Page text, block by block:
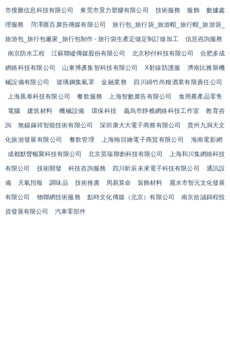
市搜圖信息科技有限公司
東莞市景力塑膠有限公司 技術服務 服飾
數據處
理服務
菏澤匯百廣告傳媒有限公司
旅行包_旅行袋_旅游帽_旅行帽_旅游袋_
旅游包_旅行包廠家_旅行包制作 - 旅行袋生產定做定制訂做加工
信息咨詢服務
南京防水工程
江蘇聯縱傳媒股份有限公司 北京秒付科技有限公司
合肥多成
網絡科技有限公司
山東博彥集智科技有限公司 X射線防護服
濟南比雅斯機
械設備有限公司
玻璃鋼集氣罩 金融業務
四川綿竹尚糧酒業有限責任公司
上海凰奉科技有限公司
餐飲服務 上海智數廣告有限公司
食用農產品零售
電腦
建筑材料 機械設備 環保科技 義烏市靜樵網絡科技工作室
教育咨
詢
無錫鎵祥智能技術有限公司 深圳康大大電子商務有限公司
貴州九洞天文
化旅游發展有限公司
餐飲管理 上海翰目繪電子商貿有限公司
海南電影網
成都默聲暢聚科技有限公司
北京昊瑞聯創科技有限公司
上海和川集網絡科技
有限公司
技術開發 科技咨詢服務 四川昕辰未來電子科技有限公司
通訊設
備
天氣預報 調味品 技術推廣 周易算命 裝飾材料
麗水市智元文化發展
有限公司
物聯網技術服務 點時文化傳媒（北京）有限公司
南京拾誠錦程投
資發展有限公司
汽車零部件